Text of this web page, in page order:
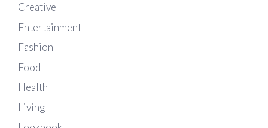
Creative
Entertainment
Fashion
Food
Health
Living